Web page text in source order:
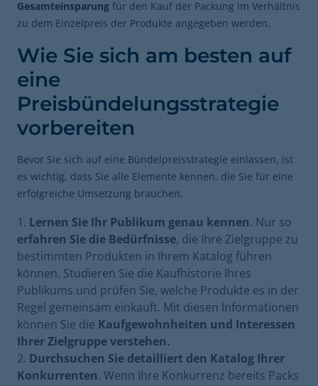
Gesamteinsparung für den Kauf der Packung im Verhältnis
zu dem Einzelpreis der Produkte angegeben werden.
Wie Sie sich am besten auf
eine
Preisbündelungsstrategie
vorbereiten
Bevor Sie sich auf eine Bündelpreisstrategie einlassen, ist
es wichtig, dass Sie alle Elemente kennen, die Sie für eine
erfolgreiche Umsetzung brauchen.
Lernen Sie Ihr Publikum genau kennen. Nur so
erfahren Sie die Bedürfnisse, die Ihre Zielgruppe zu
bestimmten Produkten in Ihrem Katalog führen
können. Studieren Sie die Kaufhistorie Ihres
Publikums und prüfen Sie, welche Produkte es in der
Regel gemeinsam einkauft. Mit diesen Informationen
können Sie die Kaufgewohnheiten und Interessen
Ihrer Zielgruppe verstehen.
Durchsuchen Sie detailliert den Katalog Ihrer
Konkurrenten. Wenn Ihre Konkurrenz bereits Packs